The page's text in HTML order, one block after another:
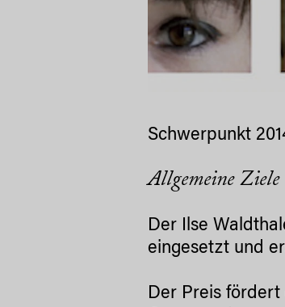
Schwerpunkt
Allgemeine Ziele
Der Ilse
eingesetzt und
Der Preis